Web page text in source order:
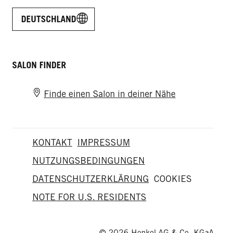
DEUTSCHLAND
SALON FINDER
Finde einen Salon in deiner Nähe
KONTAKT IMPRESSUM
NUTZUNGSBEDINGUNGEN
DATENSCHUTZERKLÄRUNG COOKIES
NOTE FOR U.S. RESIDENTS